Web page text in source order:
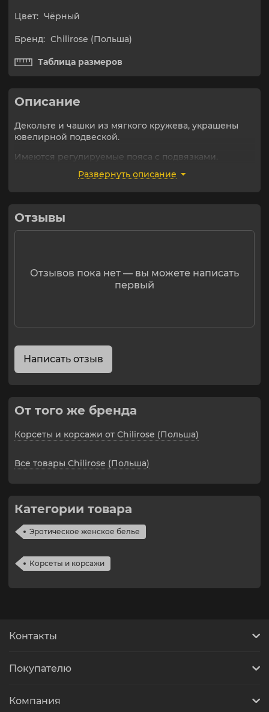
Цвет: Чёрный
Бренд: Chilirose (Польша)
Таблица размеров
Описание
Декольте и чашки из мягкого кружева, украшены
ювелирной подвеской.
Имеются регулируемые пояса с подвязками.
Чулки не входят в комплект.
Развернуть описание
Отзывы
Отзывов пока нет — вы можете написать
первый
Написать отзыв
От того же бренда
Корсеты и корсажи от Chilirose (Польша)
Все товары Chilirose (Польша)
Категории товара
Эротическое женское белье
Корсеты и корсажи
Контакты
Покупателю
Компания